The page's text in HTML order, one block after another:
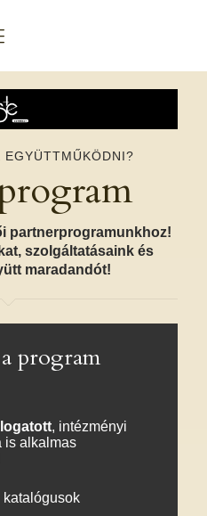
EGYÜTTMŰKÖDNI?
partnerprogramunkhoz!
szolgáltatásaink és
maradandót!
program
, intézményi
is alkalmas
katalógusok